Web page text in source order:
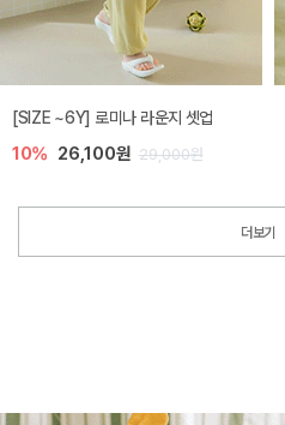
[SIZE ~6Y] 로미나 라운지 셋업
10% 26,100원 29,000원
더보기